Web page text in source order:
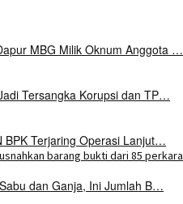
MBG Milik Oknum Anggota …
Tersangka Korupsi dan TP…
BPK Terjaring Operasi Lanjut…
dan Ganja, Ini Jumlah B…